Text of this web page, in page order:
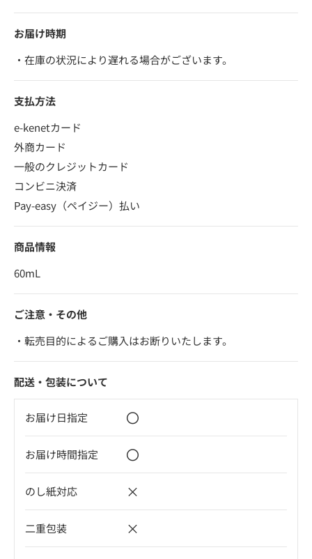
お届け時期
・在庫の状況により遅れる場合がございます。
支払方法
e-kenetカード
外商カード
一般のクレジットカード
コンビニ決済
Pay-easy（ペイジー）払い
商品情報
60mL
ご注意・その他
・転売目的によるご購入はお断りいたします。
配送・包装について
お届け日指定 〇
お届け時間指定 〇
のし紙対応 ×
二重包装 ×